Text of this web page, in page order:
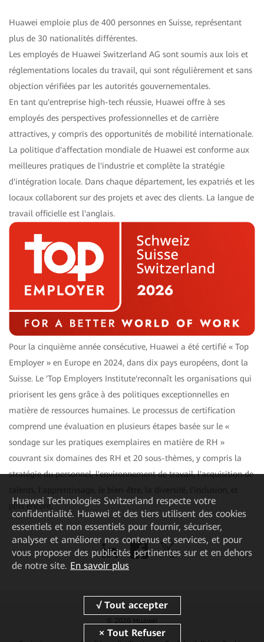
Huawei emploie plus de 400 personnes en Suisse, représentant
plus de 30 nationalités différentes.
Les employés de Huawei Switzerland AG sont soumis aux lois et
réglementations locales du travail, qui sont régulièrement et sans
objection vérifiées par les autorités gouvernementales.
En tant qu'entreprise high-tech réussie, Huawei offre à ses
employés des perspectives professionnelles et de carrière
attractives, y compris des opportunités de mobilité internationale.
La politique d'affectation mondiale de Huawei est conforme aux
meilleures pratiques de l'industrie et complète la stratégie
d'intégration locale. Dans chaque département, les expatriés et les
locaux collaborent sur des projets et avec des clients. La langue de
travail officielle est l'anglais.
Pour la cinquième année consécutive, Huawei a été certifié « Top
Employer » en Europe en 2024, dans dix pays européens, dont la
Suisse. Le 'Top Employers Institute'reconnaît les organisations qui
priorisent les gens grâce à des politiques exceptionnelles en
matière de ressources humaines. Le processus de certification
comprend une évaluation en plusieurs étapes basée sur le «
sondage sur les pratiques exemplaires en matière de RH »
couvrant six domaines des RH et 20 sous-thèmes, y compris la
stratégie du personnel, l'environnement de travail, l'acquisition de
plus encore.
© 2026 Huawei
Huawei Technologies Switzerland respecte votre
confidentialité. Huawei et des tiers utilisent des cookies
essentiels et non essentiels pour fournir, sécuriser,
analyser et améliorer nos contenus et services, et pour
vous proposer des publicités pertinentes sur et en dehors
de notre site. En savoir plus